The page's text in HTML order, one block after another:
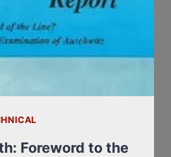
Foreword to the